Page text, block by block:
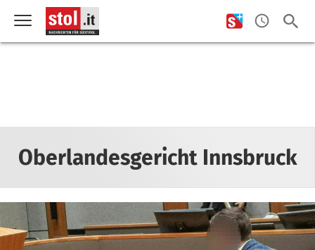
Oberlandesgericht Innsbruck